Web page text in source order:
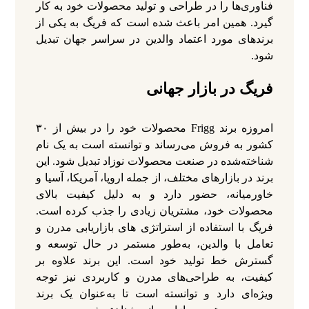
فناوری‌ها را در طراحی و تولید محصولات خود به کار
گیرد. همین امر باعث شده است که فریگ به یکی از
برندهای مورد اعتماد والدین در سراسر جهان تبدیل
شود.
فریگ در بازار جهانی
امروزه برند Frigg محصولات خود را در بیش از ۳۰
کشور به فروش می‌رساند و توانسته است به یک نام
شناخته‌شده در صنعت محصولات نوزاد تبدیل شود. این
برند در بازارهای مختلف، از جمله اروپا، آمریکا، آسیا و
خاورمیانه، حضور دارد و به دلیل کیفیت بالای
محصولات خود، مشتریان زیادی را جذب کرده است.
فریگ با استفاده از استراتژی‌ های بازاریابی مدرن و
تعامل با والدین، به‌طور مستمر در حال توسعه و
گسترش خط تولید خود است. این برند علاوه بر
کیفیت، به طراحی‌های مدرن و کاربردی نیز توجه
ویژه‌ای دارد و توانسته است تا به‌عنوان یک برند